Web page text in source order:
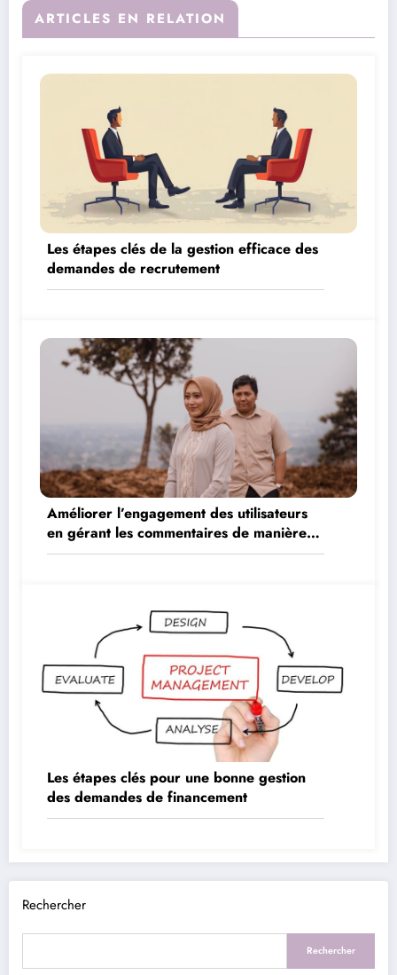
ARTICLES EN RELATION
Les étapes clés de la gestion efficace des
demandes de recrutement
Améliorer l’engagement des utilisateurs
en gérant les commentaires de manière
proactive
Les étapes clés pour une bonne gestion
des demandes de financement
Rechercher
Rechercher